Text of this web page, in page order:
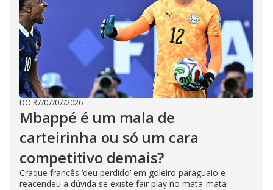
DO R7/07/07/2026
Mbappé é um mala de
carteirinha ou só um cara
competitivo demais?
Craque francês ‘deu perdido’ em goleiro paraguaio e
reacendeu a dúvida se existe fair play no mata-mata